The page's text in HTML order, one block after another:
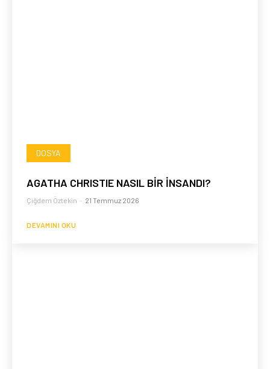
DOSYA
AGATHA CHRISTIE NASIL BİR İNSANDI?
Çiğdem Öztekin - 21 Temmuz 2026
DEVAMINI OKU